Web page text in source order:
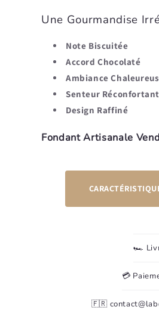
Une Gourmandise
Note Biscuitée
Accord Chocolaté
Ambiance
Senteur
Design Raffiné
Fondant Artisanale
🏎️
💳
🇫🇷